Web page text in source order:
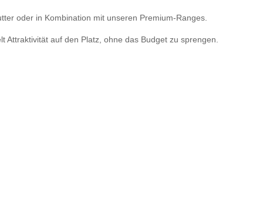
oder in Kombination mit unseren Premium-Ranges.
auf den Platz, ohne das Budget zu sprengen.